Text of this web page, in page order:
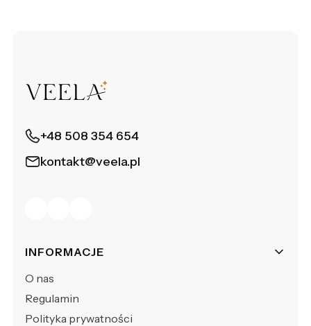
+48 508 354 654
kontakt@veela.pl
Linki w stopce
INFORMACJE
O nas
Regulamin
Polityka prywatności